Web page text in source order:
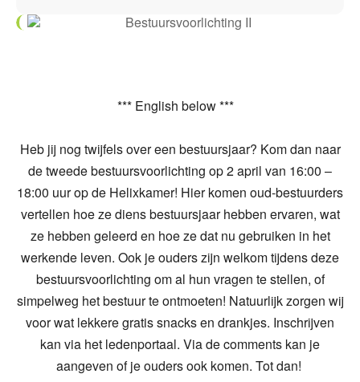
*** English below ***
Heb jij nog twijfels over een bestuursjaar? Kom dan naar
de tweede bestuursvoorlichting op 2 april van 16:00 –
18:00 uur op de Helixkamer! Hier komen oud-bestuurders
vertellen hoe ze diens bestuursjaar hebben ervaren, wat
ze hebben geleerd en hoe ze dat nu gebruiken in het
werkende leven. Ook je ouders zijn welkom tijdens deze
bestuursvoorlichting om al hun vragen te stellen, of
simpelweg het bestuur te ontmoeten! Natuurlijk zorgen wij
voor wat lekkere gratis snacks en drankjes. Inschrijven
kan via het ledenportaal. Via de comments kan je
aangeven of je ouders ook komen. Tot dan!